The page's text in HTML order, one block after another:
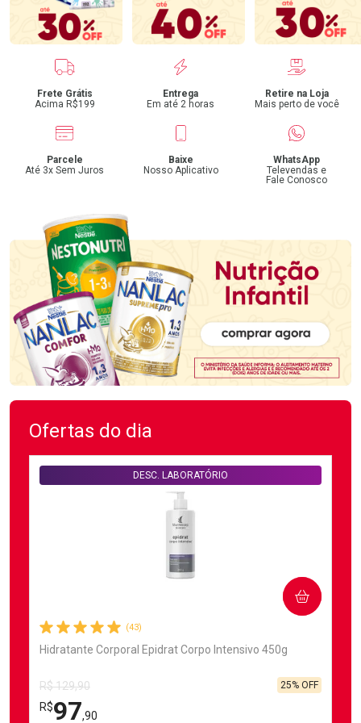
Benefícios
Frete Grátis
Acima R$199
Entrega
Em até 2 horas
Retire na Loja
Mais perto de você
Parcele
Até 3x Sem Juros
Baixe
Nosso Aplicativo
WhatsApp
Televendas e
Fale Conosco
Ofertas do dia
(43)
Hidratante Corporal Epidrat Corpo Intensivo 450g
DESC. LABORATÓRIO
R$ 129,90
R$97,90
25% OFF
COMPRAR